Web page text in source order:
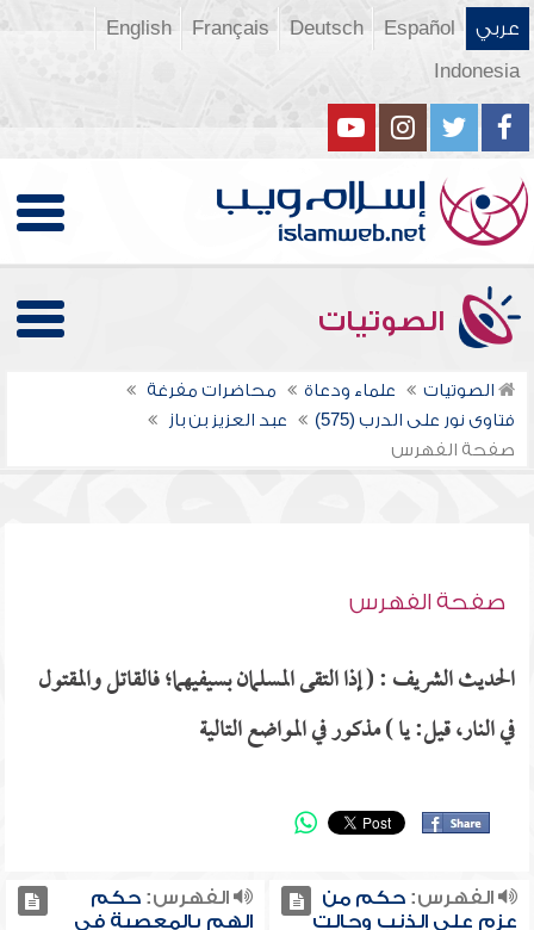
عربي Español
Deutsch
Français
English
Indonesia
الصوتيات
الصوتيات علماء ودعاة
محاضرات مفرغة
فتاوى نور على الدرب (575)
عبد العزيز بن باز
صفحة الفهرس
صفحة الفهرس
الحديث الشريف : ( إذا التقى المسلمان بسيفيهما؛ فالقاتل والمقتول
في النار، قيل: يا ) مذكور في المواضع التالية
الفهرس:حكم من
عزم على الذنب وحالت
الفهرس:حكم
الهم بالمعصية في